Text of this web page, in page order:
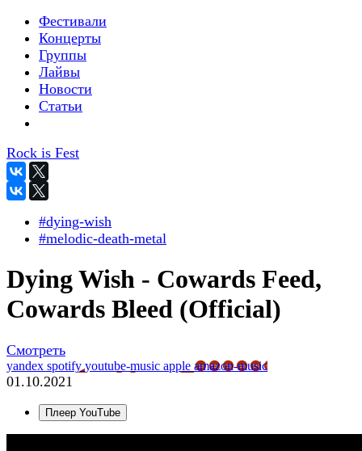
Фестивали
Концерты
Группы
Лайвы
Новости
Статьи
Rock is Fest
#dying-wish
#melodic-death-metal
Dying Wish - Cowards Feed,
Cowards Bleed (Official)
Смотреть
yandex spotifyyoutube-music apple amazon-music
01.10.2021
Плеер YouTube